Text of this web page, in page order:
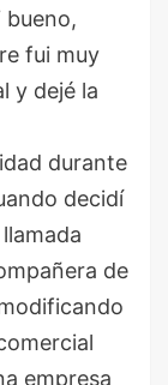
bueno,
fui muy
y dejé la
durante
decidí
de
empresa